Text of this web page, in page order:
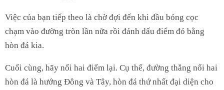
Việc của bạn tiếp theo là chờ đợi đến khi đầu bóng cọc
chạm vào đường tròn lần nữa rồi đánh dấu điểm đó bằng
hòn đá kia.
Cuối cùng, hãy nối hai điểm lại. Cụ thể, đường thẳng nối hai
hòn đá là hướng Đông và Tây, hòn đá thứ nhất đại diện cho